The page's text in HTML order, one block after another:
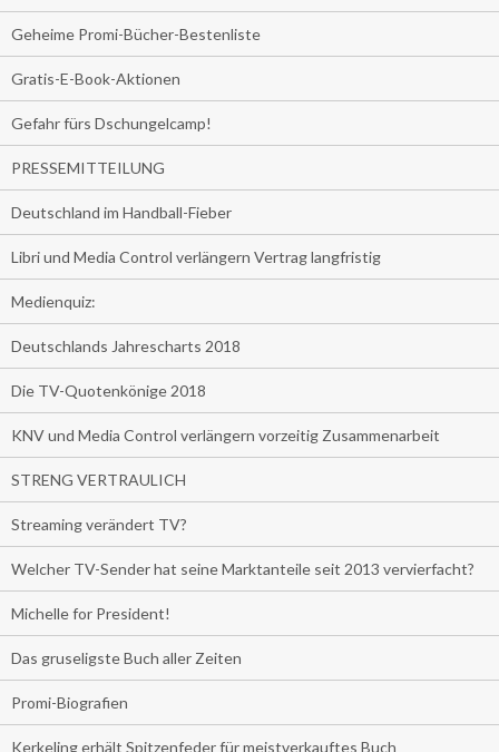
Geheime Promi-Bücher-Bestenliste
Gratis-E-Book-Aktionen
Gefahr fürs Dschungelcamp!
PRESSEMITTEILUNG
Deutschland im Handball-Fieber
Libri und Media Control verlängern Vertrag langfristig
Medienquiz:
Deutschlands Jahrescharts 2018
Die TV-Quotenkönige 2018
KNV und Media Control verlängern vorzeitig Zusammenarbeit
STRENG VERTRAULICH
Streaming verändert TV?
Welcher TV-Sender hat seine Marktanteile seit 2013 vervierfacht?
Michelle for President!
Das gruseligste Buch aller Zeiten
Promi-Biografien
Kerkeling erhält Spitzenfeder für meistverkauftes Buch